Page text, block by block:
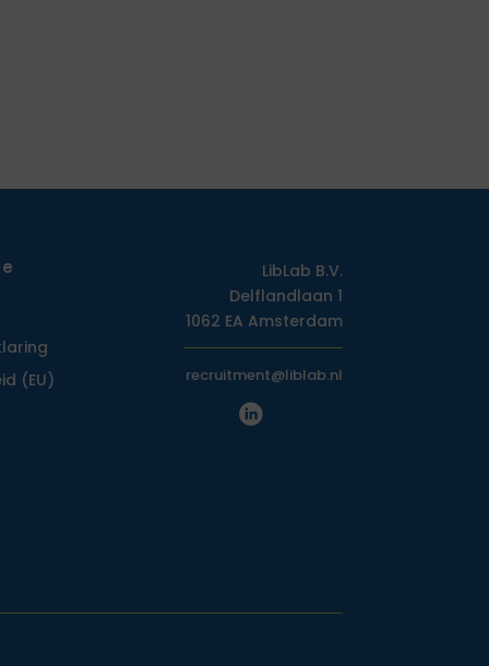
(EU)
LibLab B.V.
Delflandlaan 1
1062 EA Amsterdam
recruitment@liblab.nl